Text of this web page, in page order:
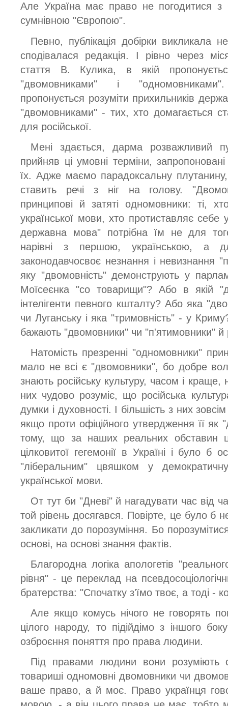
Але Україна має право не погодитися з
сумнівною "Європою".
Певно, публікація добірки викликала
сподівалася редакція. І рівно через
стаття В. Кулика, в якій
"двомовниками" і
пропонується розуміти прихильників
"двомовниками" - тих, хто домагається
для російської.
Мені здається, дарма розважливий
прийняв ці умовні терміни,
їх. Адже маємо парадоксальну
ставить речі з ніг на голову.
принципові й затяті одномовники: ті,
української мови, хто протиставляє себе
державна мова" потрібна їм не для
нарівні з першою, українською, а
законодавчосвоє незнання і невизнання
яку "двомовність" демонструють у
Моїсеєнка "со товарищи"? Або в якій
інтелігенти певного кшталту? Або яка
чи Луганську і яка "тримовність" - у
бажають "двомовники" чи "п'ятимовники" й
Натомість презренні "одномовники"
мало не всі є "двомовники", бо добре
знають російську культуру, часом і краще,
них чудово розуміє, що російська
думки і духовності. І більшість з них
якщо проти офіційного утвердження її як
тому, що за наших реальних обставин
цілковитої гегемонії в Україні і було б
"ліберальним" цвяшком у
української мови.
От тут би "Дневі" й нагадувати час від
той рівень досягався. Повірте, це було б
закликати до порозуміння. Бо
основі, на основі знання фактів.
Благородна логіка апологетів
рівня" - це переклад на
братерства: "Спочатку з'їмо твоє, а тоді -
Але якщо комусь нічого не говорять
цілого народу, то підійдімо з іншого
озброєння поняття про права людини.
Під правами людини вони розуміють
товариші одномовні двомовники чи
ваше право, а й моє. Право українця